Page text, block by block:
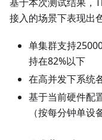
基于本次测试结果，
接入的场景下表现出
单集群支持
持在82%以下
在高并发下系统
基于当前硬件配
（按每分钟单设